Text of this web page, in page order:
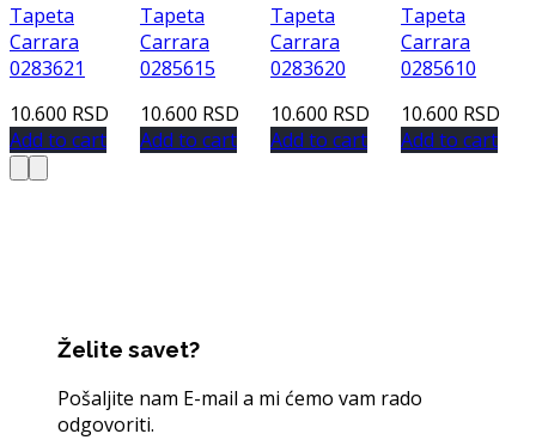
Tapeta
Carrara
0283621
10.600 RSD
Add to cart
Tapeta
Carrara
0285615
10.600 RSD
Add to cart
Tapeta
Carrara
0283620
10.600 RSD
Add to cart
Tapeta
Carrara
0285610
10.600 RSD
Add to cart
Želite savet?
Pošaljite nam E-mail a mi ćemo vam rado
odgovoriti.